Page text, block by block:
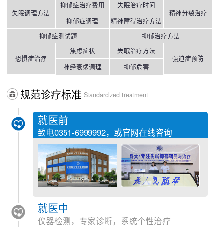
失眠调理方法
抑郁症治疗费用
抑郁症调理
失眠治疗时间
精神障碍治疗方法
精神分裂治疗
抑郁症测试题 抑郁治疗方法
恐惧症治疗
焦虑症状
神经衰弱调理
失眠治疗方法
抑郁危害
强迫症预防
规范诊疗标准 Standardized treatment
就医前
致电0351-6999992，或官网在线咨询
就医中
仪器检测，专家诊断，系统个性治疗